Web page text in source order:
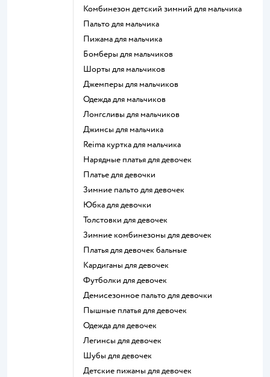
Комбинезон детский зимний для мальчика
Пальто для мальчика
Пижама для мальчика
Бомберы для мальчиков
Шорты для мальчиков
Джемперы для мальчиков
Одежда для мальчиков
Лонгсливы для мальчиков
Джинсы для мальчика
Reima куртка для мальчика
Нарядные платья для девочек
Платье для девочки
Зимние пальто для девочек
Юбка для девочки
Толстовки для девочек
Зимние комбинезоны для девочек
Платья для девочек бальные
Кардиганы для девочек
Футболки для девочек
Демисезонное пальто для девочки
Пышные платья для девочек
Одежда для девочек
Легинсы для девочек
Шубы для девочек
Детские пижамы для девочек